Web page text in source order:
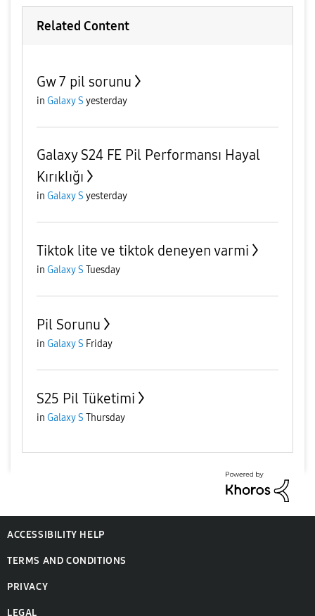
Related Content
Gw 7 pil sorunu
in Galaxy S yesterday
Galaxy S24 FE Pil Performansı Hayal
Kırıklığı
in Galaxy S yesterday
Tiktok lite ve tiktok deneyen varmi
in Galaxy S Tuesday
Pil Sorunu
in Galaxy S Friday
S25 Pil Tüketimi
in Galaxy S Thursday
ACCESSIBILITY HELP
TERMS AND CONDITIONS
PRIVACY
LEGAL